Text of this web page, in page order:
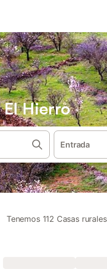
El Hierro
Entrada
Tenemos 112 Casas